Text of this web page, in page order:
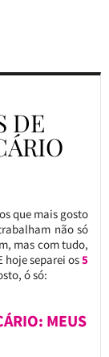
DE
que mais gosto
não só
mas com tudo,
hoje separei os5
ó só:
MEUS